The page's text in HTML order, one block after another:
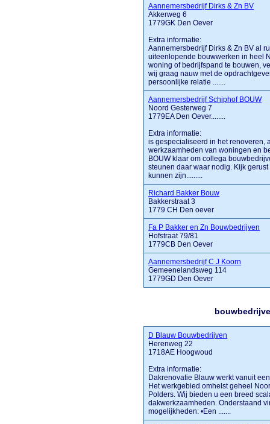
Aannemersbedrijf Dirks & Zn BV
Akkerweg 6
1779GK Den Oever
Extra informatie:
Aannemersbedrijf Dirks & Zn BV al
uiteenlopende bouwwerken in heel
woning of bedrijfspand te bouwen,
wij graag nauw met de
persoonlijke relatie .......
Aannemersbedrijf Schiphof BOUW
Noord Gesterweg 7
1779EA Den Oever........
Extra informatie:
is gespecialiseerd in het renoveren,
werkzaamheden van woningen en
BOUW klaar om collega
steunen daar waar nodig. Kijk
kunnen zijn.........
Richard Bakker Bouw
Bakkerstraat 3
1779 CH Den oever
Fa P Bakker en Zn Bouwbedrijven
Hofstraat 79/81
1779CB Den Oever
Aannemersbedrijf C J Koorn
Gemeenelandsweg 114
1779GD Den Oever
D Blauw Bouwbedrijven
Herenweg 22
1718AE Hoogwoud
Extra informatie:
Dakrenovatie Blauw werkt vanuit
Het werkgebied omhelst geheel
Polders. Wij bieden u een breed
dakwerkzaamheden. Onderstaand
mogelijkheden: •Een .......